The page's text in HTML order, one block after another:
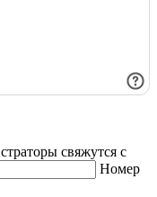
свяжутся с
Номер